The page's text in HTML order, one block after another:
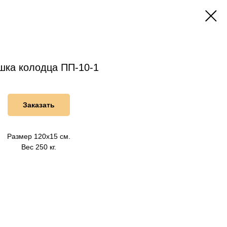
колодца ПП-10-1
Заказать
Размер 120х15 см.
Вес 250 кг.